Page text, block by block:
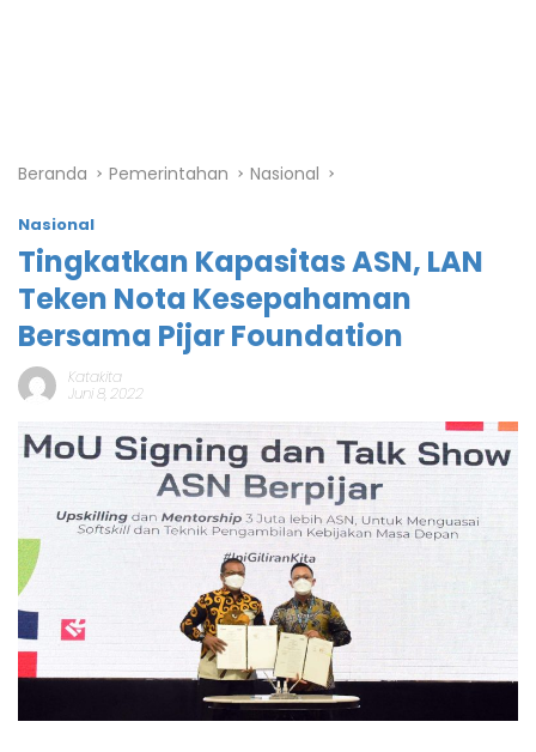
Beranda Pemerintahan Nasional
Nasional
Tingkatkan Kapasitas ASN, LAN
Teken Nota Kesepahaman
Bersama Pijar Foundation
Katakita
Juni 8, 2022